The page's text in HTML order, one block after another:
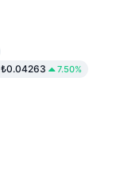
₺0.04263 7.50%